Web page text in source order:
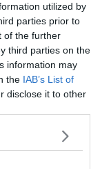
utilized by
parties prior to
of the further
third parties on the
information may
the IAB’s List of
disclose it to other
des siècles et
de Rupea.
impressionne
Découvrez
le centre-ville
grimpez sur